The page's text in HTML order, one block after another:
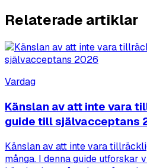
Relaterade artiklar
Vardag
Känslan av att inte vara
guide till självacceptans
Känslan av att inte vara
många. I denna guide utforskar